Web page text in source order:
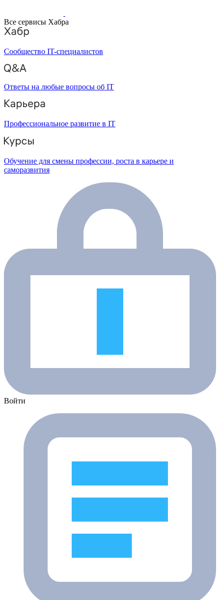
Все сервисы Хабра
Сообщество IT-специалистов
Ответы на любые вопросы об IT
Профессиональное развитие в IT
Обучение для смены профессии, роста в карьере и
саморазвития
Войти